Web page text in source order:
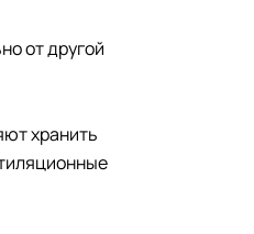
от другой
хранить